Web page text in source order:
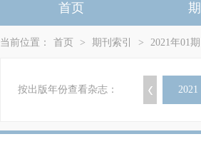
首页
当前位置： 首页 > 期刊索引 > 2021年01期
按出版年份查看杂志： 2021